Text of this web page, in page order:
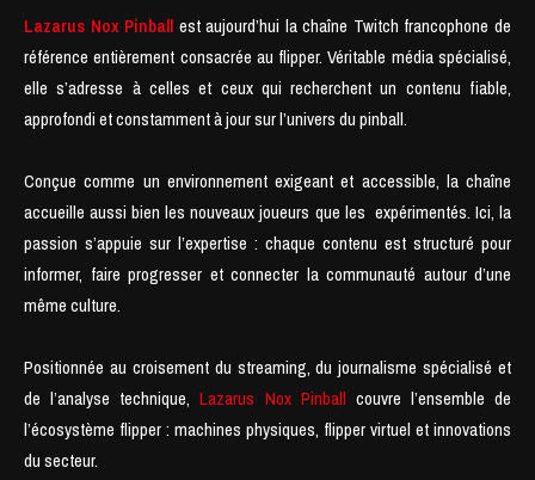
Lazarus Nox Pinball est aujourd’hui la chaîne Twitch francophone de
référence entièrement consacrée au flipper. Véritable média spécialisé,
elle s’adresse à celles et ceux qui recherchent un contenu fiable,
approfondi et constamment à jour sur l’univers du pinball.
Conçue comme un environnement exigeant et accessible, la chaîne
accueille aussi bien les nouveaux joueurs que les expérimentés. Ici, la
passion s’appuie sur l’expertise : chaque contenu est structuré pour
informer, faire progresser et connecter la communauté autour d’une
même culture.
Positionnée au croisement du streaming, du journalisme spécialisé et
de l’analyse technique,Lazarus Nox Pinball couvre l’ensemble de
l’écosystème flipper : machines physiques, flipper virtuel et innovations
du secteur.